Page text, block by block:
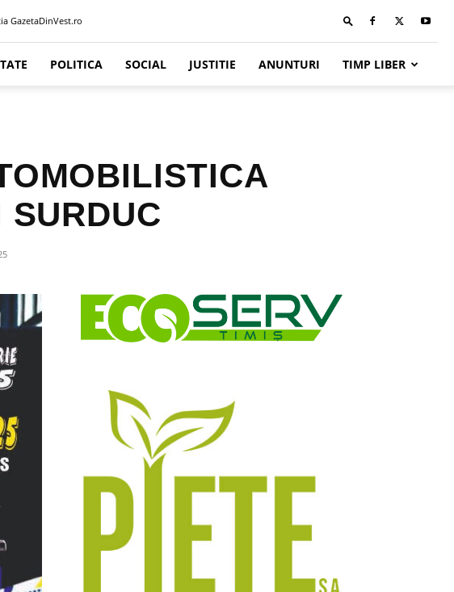
GazetaDinVest.ro
POLITICA SOCIAL JUSTITIE ANUNTURI TIMP LIBER